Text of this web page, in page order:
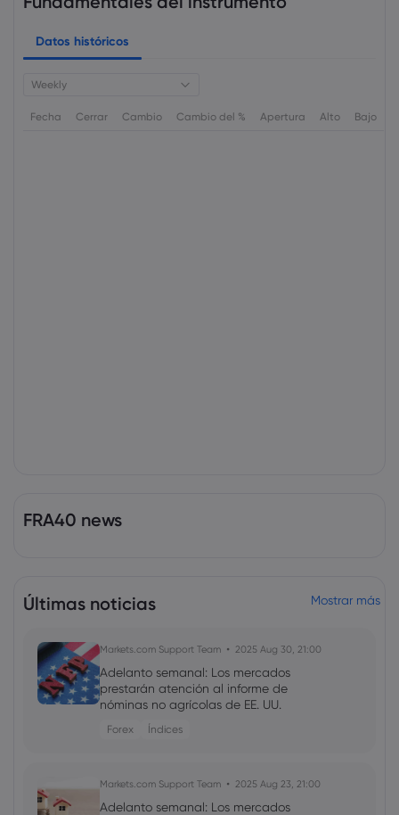
Datos históricos
Weekly
Fecha Cerrar Cambio Cambio del % Apertura Alto Bajo
FRA40 news
Últimas noticias Mostrar más
Markets.com Support Team 2025 Aug 30, 21:00
Adelanto semanal: Los mercados
prestarán atención al informe de
nóminas no agrícolas de EE. UU.
Forex Índices
Markets.com Support Team 2025 Aug 23, 21:00
Adelanto semanal: Los mercados